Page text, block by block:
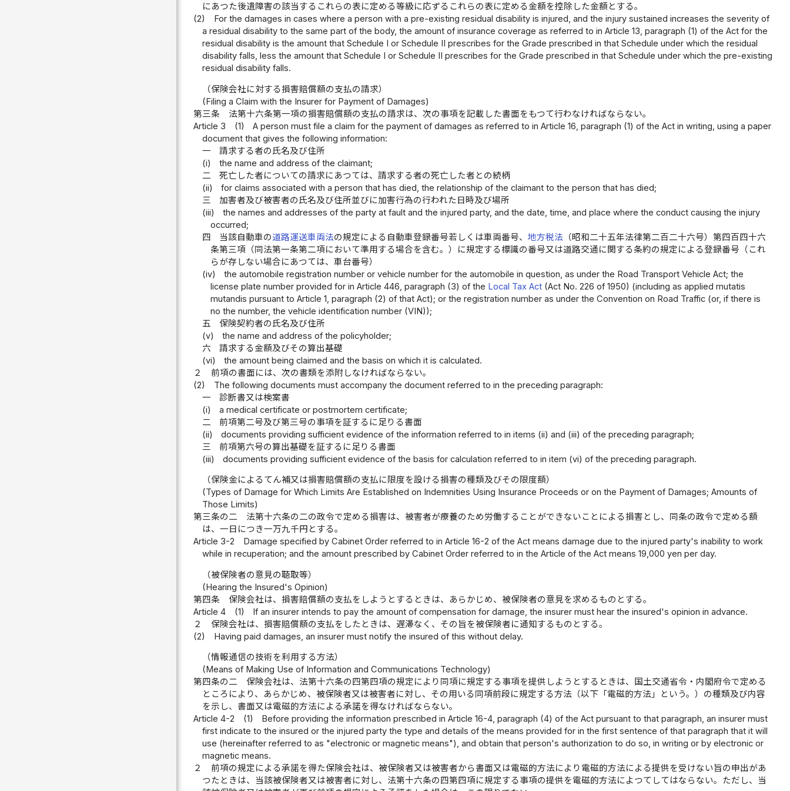
にあつた後遺障害の該当するこれらの表に定める等級に応ずるこれらの表に定める金額を控除した金額とする。
(2)
For the damages in cases where a person with a pre-existing residual disability is injured, and the injury sustained increases the severity of
a residual disability to the same part of the body, the amount of insurance coverage as referred to in Article 13, paragraph (1) of the Act for the
residual disability is the amount that Schedule I or Schedule II prescribes for the Grade prescribed in that Schedule under which the residual
disability falls, less the amount that Schedule I or Schedule II prescribes for the Grade prescribed in that Schedule under which the pre-existing
residual disability falls.
（保険会社に対する損害賠償額の支払の請求）
(Filing a Claim with the Insurer for Payment of Damages)
第三条
法第十六条第一項の損害賠償額の支払の請求は、次の事項を記載した書面をもつて行わなければならない。
Article 3
(1)
A person must file a claim for the payment of damages as referred to in Article 16, paragraph (1) of the Act in writing, using a paper
document that gives the following information:
一
請求する者の氏名及び住所
(i)
the name and address of the claimant;
二
死亡した者についての請求にあつては、請求する者の死亡した者との続柄
(ii)
for claims associated with a person that has died, the relationship of the claimant to the person that has died;
三
加害者及び被害者の氏名及び住所並びに加害行為の行われた日時及び場所
(iii)
the names and addresses of the party at fault and the injured party, and the date, time, and place where the conduct causing the injury
occurred;
四
当該自動車の道路運送車両法の規定による自動車登録番号若しくは車両番号、地方税法 （昭和二十五年法律第二百二十六号）第四百四十六
条第三項（同法第一条第二項において準用する場合を含む。）に規定する標識の番号又は道路交通に関する条約の規定による登録番号（これ
らが存しない場合にあつては、車台番号）
(iv)
the automobile registration number or vehicle number for the automobile in question, as under the Road Transport Vehicle Act; the
license plate number provided for in Article 446, paragraph (3) of the Local Tax Act (Act No. 226 of 1950) (including as applied mutatis
mutandis pursuant to Article 1, paragraph (2) of that Act); or the registration number as under the Convention on Road Traffic (or, if there is
no the number, the vehicle identification number (VIN));
五
保険契約者の氏名及び住所
(v)
the name and address of the policyholder;
六
請求する金額及びその算出基礎
(vi)
the amount being claimed and the basis on which it is calculated.
２
前項の書面には、次の書類を添附しなければならない。
(2)
The following documents must accompany the document referred to in the preceding paragraph:
一
診断書又は検案書
(i)
a medical certificate or postmortem certificate;
二
前項第二号及び第三号の事項を証するに足りる書面
(ii)
documents providing sufficient evidence of the information referred to in items (ii) and (iii) of the preceding paragraph;
三
前項第六号の算出基礎を証するに足りる書面
(iii)
documents providing sufficient evidence of the basis for calculation referred to in item (vi) of the preceding paragraph.
（保険金によるてん補又は損害賠償額の支払に限度を設ける損害の種類及びその限度額）
(Types of Damage for Which Limits Are Established on Indemnities Using Insurance Proceeds or on the Payment of Damages; Amounts of
Those Limits)
第三条の二
法第十六条の二の政令で定める損害は、被害者が療養のため労働することができないことによる損害とし、同条の政令で定める額
は、一日につき一万九千円とする。
Article 3-2
Damage specified by Cabinet Order referred to in Article 16-2 of the Act means damage due to the injured party's inability to work
while in recuperation; and the amount prescribed by Cabinet Order referred to in the Article of the Act means 19,000 yen per day.
（被保険者の意見の聴取等）
(Hearing the Insured's Opinion)
第四条
保険会社は、損害賠償額の支払をしようとするときは、あらかじめ、被保険者の意見を求めるものとする。
Article 4
(1)
If an insurer intends to pay the amount of compensation for damage, the insurer must hear the insured's opinion in advance.
２
保険会社は、損害賠償額の支払をしたときは、遅滞なく、その旨を被保険者に通知するものとする。
(2)
Having paid damages, an insurer must notify the insured of this without delay.
（情報通信の技術を利用する方法）
(Means of Making Use of Information and Communications Technology)
第四条の二
保険会社は、法第十六条の四第四項の規定により同項に規定する事項を提供しようとするときは、国土交通省令・内閣府令で定める
ところにより、あらかじめ、被保険者又は被害者に対し、その用いる同項前段に規定する方法（以下「電磁的方法」という。）の種類及び内容
を示し、書面又は電磁的方法による承諾を得なければならない。
Article 4-2
(1)
Before providing the information prescribed in Article 16-4, paragraph (4) of the Act pursuant to that paragraph, an insurer must
first indicate to the insured or the injured party the type and details of the means provided for in the first sentence of that paragraph that it will
use (hereinafter referred to as "electronic or magnetic means"), and obtain that person's authorization to do so, in writing or by electronic or
magnetic means.
２
前項の規定による承諾を得た保険会社は、被保険者又は被害者から書面又は電磁的方法により電磁的方法による提供を受けない旨の申出があ
つたときは、当該被保険者又は被害者に対し、法第十六条の四第四項に規定する事項の提供を電磁的方法によつてしてはならない。ただし、当